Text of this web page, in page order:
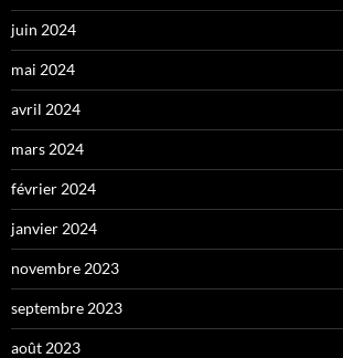
juin 2024
mai 2024
avril 2024
mars 2024
février 2024
janvier 2024
novembre 2023
septembre 2023
août 2023